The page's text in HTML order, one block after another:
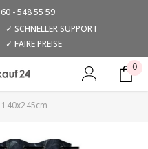
- 548 55 59
✓ SCHNELLER SUPPORT
✓ FAIRE PREISE
00